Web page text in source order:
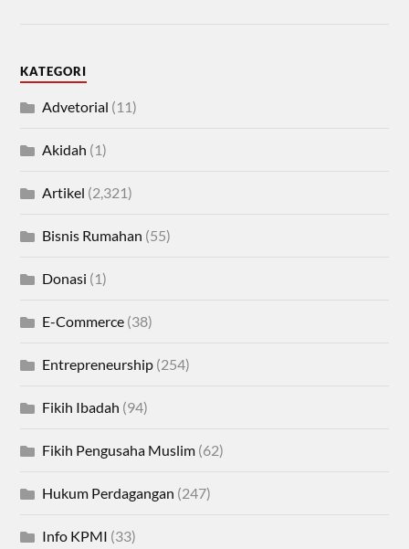
KATEGORI
Advetorial (11)
Akidah (1)
Artikel (2,321)
Bisnis Rumahan (55)
Donasi (1)
E-Commerce (38)
Entrepreneurship (254)
Fikih Ibadah (94)
Fikih Pengusaha Muslim (62)
Hukum Perdagangan (247)
Info KPMI (33)